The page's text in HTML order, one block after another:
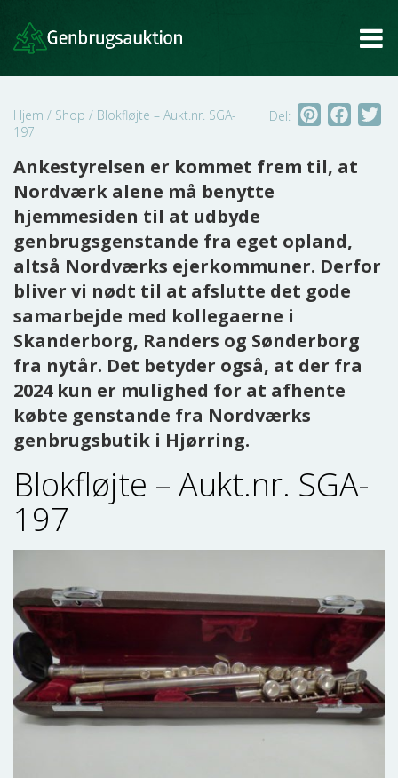
Hjem / Shop / Blokfløjte – Aukt.nr. SGA-
197
Del: Pinterest
Ankestyrelsen er kommet frem til, at
Nordværk alene må benytte
hjemmesiden til at udbyde
genbrugsgenstande fra eget opland,
altså Nordværks ejerkommuner. Derfor
bliver vi nødt til at afslutte det gode
samarbejde med kollegaerne i
Skanderborg, Randers og Sønderborg
fra nytår. Det betyder også, at der fra
2024 kun er mulighed for at afhente
købte genstande fra Nordværks
genbrugsbutik i Hjørring.
Blokfløjte – Aukt.nr. SGA-
197